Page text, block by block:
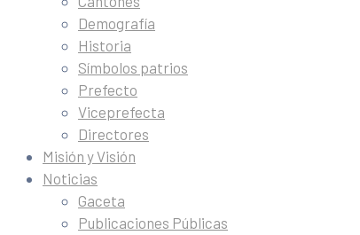
Demografía
Historia
Símbolos patrios
Prefecto
Viceprefecta
Directores
Misión y Visión
Noticias
Gaceta
Publicaciones Públicas